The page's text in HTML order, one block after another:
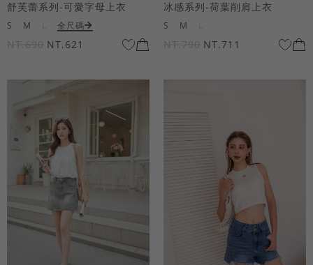
舒芙蕾系列-可愛字母上衣
S M 全尺碼
NT.690 NT.621
冰感系列-荷葉削肩上衣
S M
NT.790 NT.711